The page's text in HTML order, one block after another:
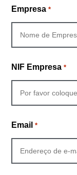
Empresa *
NIF Empresa *
Email *